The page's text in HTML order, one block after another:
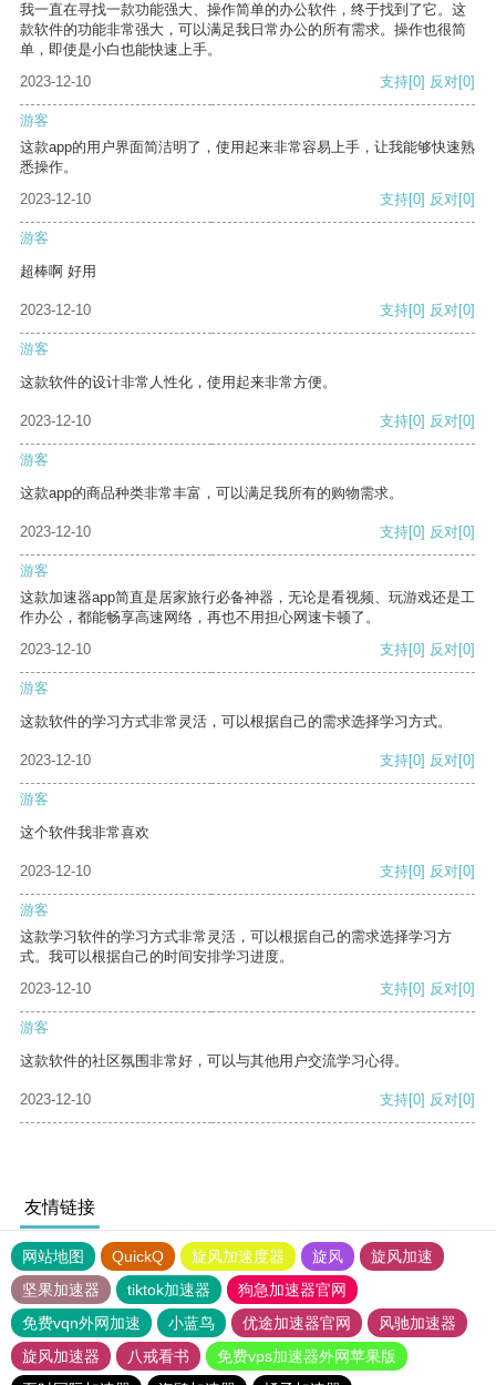
我一直在寻找一款功能强大、操作简单的办公软件，终于找到了它。这
款软件的功能非常强大，可以满足我日常办公的所有需求。操作也很简
单，即使是小白也能快速上手。
2023-12-10
支持[0] 反对[0]
游客
这款app的用户界面简洁明了，使用起来非常容易上手，让我能够快速熟
悉操作。
2023-12-10
支持[0] 反对[0]
游客
超棒啊 好用
2023-12-10 支持[0] 反对[0]
游客
这款软件的设计非常人性化，使用起来非常方便。
2023-12-10 支持[0] 反对[0]
游客
这款app的商品种类非常丰富，可以满足我所有的购物需求。
2023-12-10 支持[0] 反对[0]
游客
这款加速器app简直是居家旅行必备神器，无论是看视频、玩游戏还是工
作办公，都能畅享高速网络，再也不用担心网速卡顿了。
2023-12-10
支持[0] 反对[0]
游客
这款软件的学习方式非常灵活，可以根据自己的需求选择学习方式。
2023-12-10 支持[0] 反对[0]
游客
这个软件我非常喜欢
2023-12-10 支持[0] 反对[0]
游客
这款学习软件的学习方式非常灵活，可以根据自己的需求选择学习方
式。我可以根据自己的时间安排学习进度。
2023-12-10
支持[0] 反对[0]
游客
这款软件的社区氛围非常好，可以与其他用户交流学习心得。
2023-12-10 支持[0] 反对[0]
友情链接
网站地图 QuickQ 旋风加速度器 旋风
旋风加速
坚果加速器
tiktok加速器
狗急加速器官网
免费vqn外网加速
小蓝鸟 优途加速器官网
风驰加速器
旋风加速器
八戒看书
免费vps加速器外网苹果版